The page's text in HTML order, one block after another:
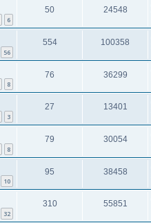
6
50 24548
56
554 100358
8
76 36299
3
27 13401
8
79 30054
10
95 38458
32
310 55851